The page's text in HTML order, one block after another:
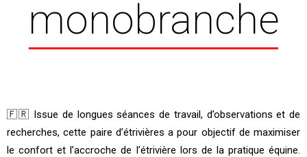
monobranche
🇫🇷 Issue de longues séances de travail, d’observations et de
recherches, cette paire d’étrivières a pour objectif de maximiser
le confort et l’accroche de l’étrivière lors de la pratique équine.